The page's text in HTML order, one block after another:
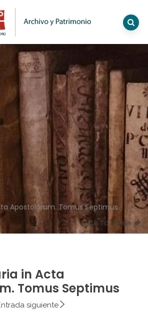
Apostolorum. Tomus Septimus
Back To Home
in Acta
Tomus Septimus
siguiente